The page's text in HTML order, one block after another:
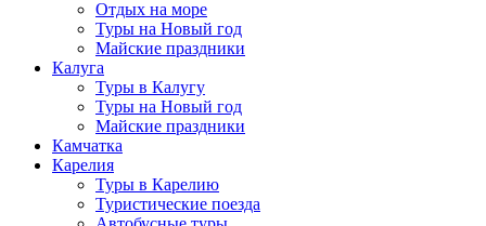
Отдых на море
Туры на Новый год
Майские праздники
Калуга
Туры в Калугу
Туры на Новый год
Майские праздники
Камчатка
Карелия
Туры в Карелию
Туристические поезда